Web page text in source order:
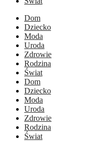
Dom
Dziecko
Moda
Uroda
Zdrowie
Rodzina
Świat
Dom
Dziecko
Moda
Uroda
Zdrowie
Rodzina
Świat